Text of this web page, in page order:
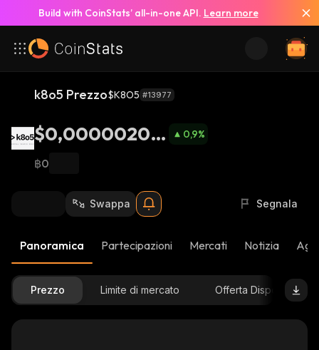
Build with CoinStats’ all-in-one API. Learn more
k8o5 Prezzo$K8O5 #13977
$0,00000200
9
0,9%
฿0
Swappa Segnala
Panoramica Partecipazioni Mercati Notizia
Prezzo Limite di mercato Offerta Disponibile